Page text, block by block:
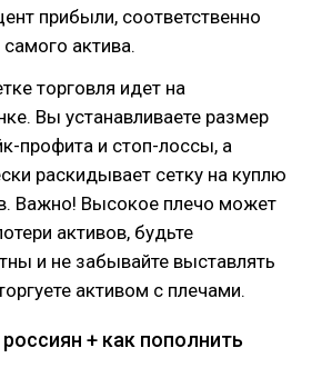
прибыли, соответственно
актива.
торговля идет на
Вы устанавливаете размер
профита и стоп-лоссы, а
раскидывает сетку на куплю
Важно! Высокое плечо может
активов, будьте
и не забывайте выставлять
активом с плечами.
+ как пополнить